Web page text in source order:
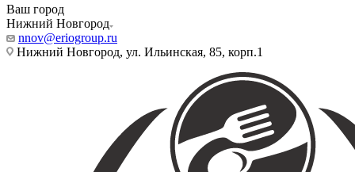
Ваш город
Нижний Новгород
nnov@eriogroup.ru
Нижний Новгород, ул. Ильинская, 85, корп.1